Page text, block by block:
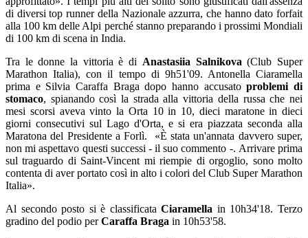
di diversi top runner della Nazionale azzurra, che hanno dato forfait
alla 100 km delle Alpi perché stanno preparando i prossimi Mondiali
di 100 km di scena in India.
Tra le donne la vittoria è di Anastasiia Salnikova(Club Super
Marathon Italia), con il tempo di 9h51'09. Antonella Ciaramella
prima e Silvia Caraffa Braga dopo hanno accusatoproblemi di
stomaco, spianando così la strada alla vittoria della russa che nei
mesi scorsi aveva vinto la Orta 10 in 10, dieci maratone in dieci
giorni consecutivi sul Lago d'Orta, e si era piazzata seconda alla
Maratona del Presidente a Forlì. «È stata un'annata davvero super,
non mi aspettavo questi successi - il suo commento -. Arrivare prima
sul traguardo di Saint-Vincent mi riempie di orgoglio, sono molto
contenta di aver portato così in alto i colori del Club Super Marathon
Italia».
Al secondo posto si è classificataCiaramella in 10h34'18. Terzo
gradino del podio perCaraffa Braga in 10h53'58.